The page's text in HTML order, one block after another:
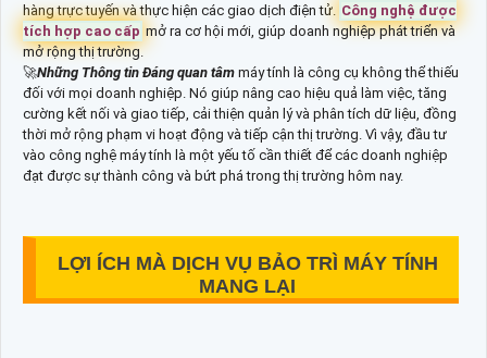
hàng trực tuyến và thực hiện các giao dịch điện tử. Công nghệ được
tích hợp cao cấp mở ra cơ hội mới, giúp doanh nghiệp phát triển và
mở rộng thị trường.
🚀Những Thông tin Đáng quan tâm máy tính là công cụ không thể thiếu
đối với mọi doanh nghiệp. Nó giúp nâng cao hiệu quả làm việc, tăng
cường kết nối và giao tiếp, cải thiện quản lý và phân tích dữ liệu, đồng
thời mở rộng phạm vi hoạt động và tiếp cận thị trường. Vì vậy, đầu tư
vào công nghệ máy tính là một yếu tố cần thiết để các doanh nghiệp
đạt được sự thành công và bứt phá trong thị trường hôm nay.
LỢI ÍCH MÀ DỊCH VỤ BẢO TRÌ MÁY TÍNH
MANG LẠI